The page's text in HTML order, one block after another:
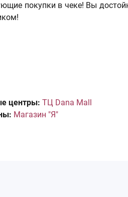
покупки в чеке! Вы
центры: ТЦ Dana Mall
Магазин "Я"